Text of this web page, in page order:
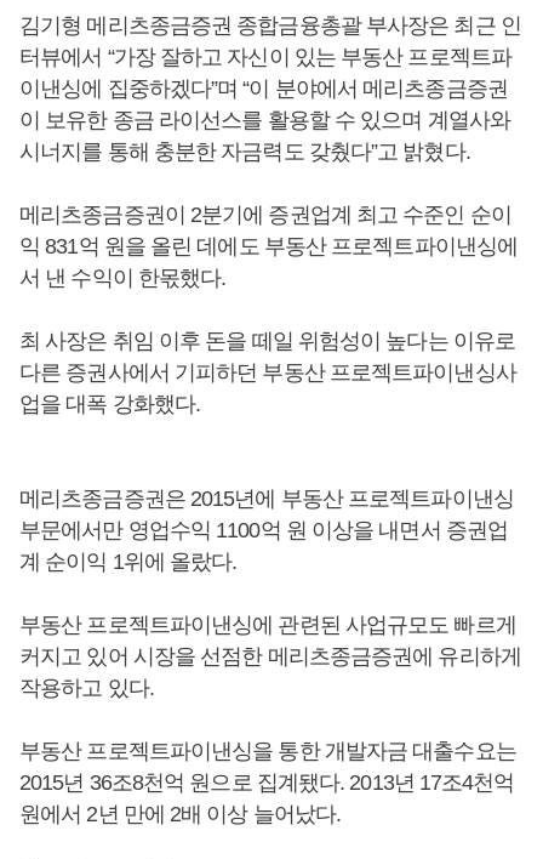
김기형 메리츠종금증권 종합금융총괄 부사장은 최근 인
터뷰에서 “가장 잘하고 자신이 있는 부동산 프로젝트파
이낸싱에 집중하겠다”며 “이 분야에서 메리츠종금증권
이 보유한 종금 라이선스를 활용할 수 있으며 계열사와
시너지를 통해 충분한 자금력도 갖췄다”고 밝혔다.
메리츠종금증권이 2분기에 증권업계 최고 수준인 순이
익 831억 원을 올린 데에도 부동산 프로젝트파이낸싱에
서 낸 수익이 한몫했다.
최 사장은 취임 이후 돈을 떼일 위험성이 높다는 이유로
다른 증권사에서 기피하던 부동산 프로젝트파이낸싱사
업을 대폭 강화했다.
메리츠종금증권은 2015년에 부동산 프로젝트파이낸싱
부문에서만 영업수익 1100억 원 이상을 내면서 증권업
계 순이익 1위에 올랐다.
부동산 프로젝트파이낸싱에 관련된 사업규모도 빠르게
커지고 있어 시장을 선점한 메리츠종금증권에 유리하게
작용하고 있다.
부동산 프로젝트파이낸싱을 통한 개발자금 대출수요는
2015년 36조8천억 원으로 집계됐다. 2013년 17조4천억
원에서 2년 만에 2배 이상 늘어났다.